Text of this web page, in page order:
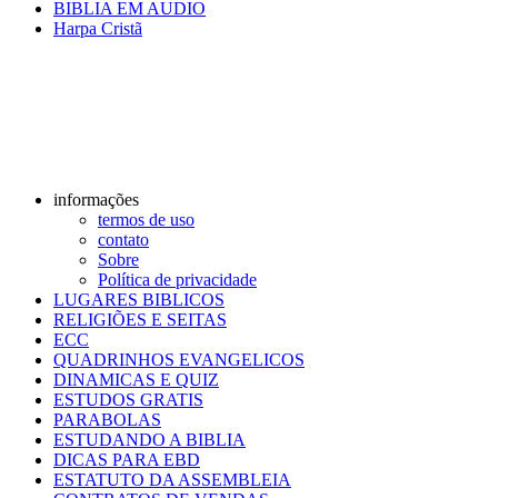
BIBLIA EM AUDIO
Harpa Cristã
informações
termos de uso
contato
Sobre
Política de privacidade
LUGARES BIBLICOS
RELIGIÕES E SEITAS
ECC
QUADRINHOS EVANGELICOS
DINAMICAS E QUIZ
ESTUDOS GRATIS
PARABOLAS
ESTUDANDO A BIBLIA
DICAS PARA EBD
ESTATUTO DA ASSEMBLEIA